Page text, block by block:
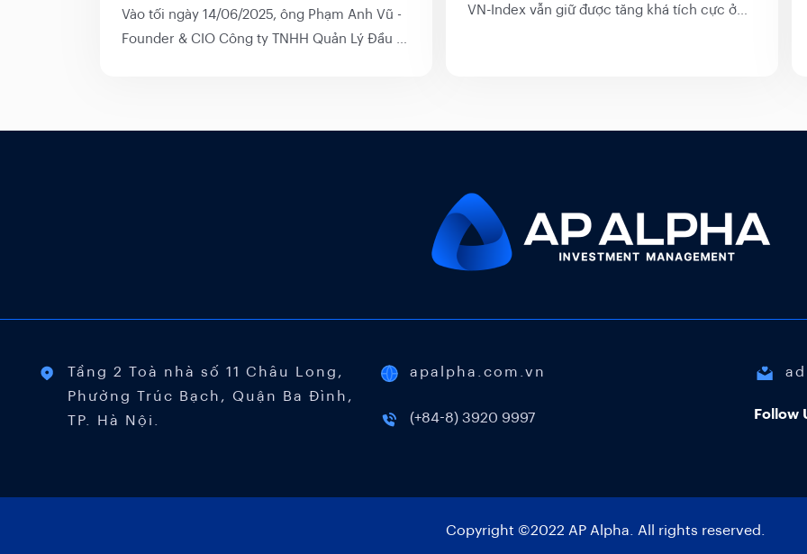
Vào tối ngày 14/06/2025, ông Phạm Anh Vũ -
Founder & CIO Công ty TNHH Quản Lý Đầu Tư
VN-Index vẫn giữ được tăng khá tích cực ở
Tầng 2 Toà nhà số 11 Châu Long,
Phường Trúc Bạch, Quận Ba Đình,
TP. Hà Nội.
apalpha.com.vn
(+84-8) 3920 9997 Follow
Copyright ©2022 AP Alpha. All rights reserved.